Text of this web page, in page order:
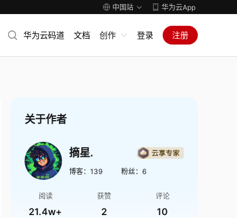
中国站 华为云App
华为云码道 文档 创作 登录 注册
关于作者
摘星.
博客： 139 粉丝： 6
阅读
21.4w+
获赞
2
评论
10